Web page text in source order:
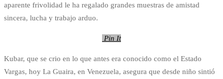
aparente frivolidad le ha regalado grandes muestras de amistad
sincera, lucha y trabajo arduo.
Pin It
Kubar, que se crio en lo que antes era conocido como el Estado
Vargas, hoy La Guaira, en Venezuela, asegura que desde niño sintió